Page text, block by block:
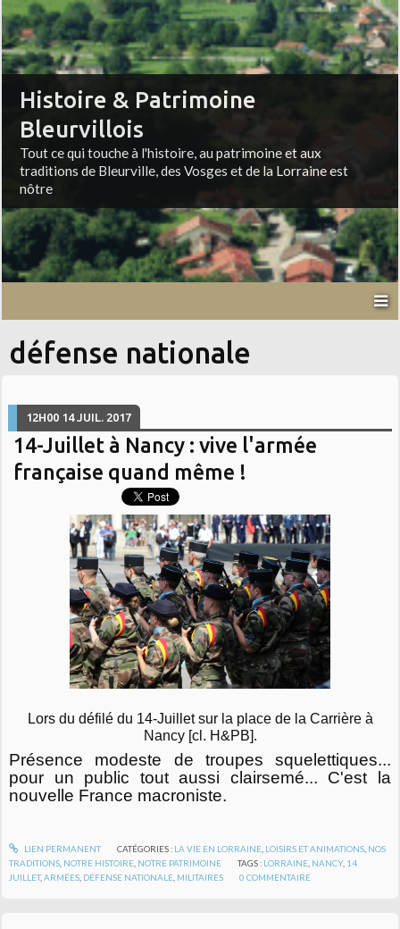
Histoire & Patrimoine
Bleurvillois
Tout ce qui touche à l'histoire, au patrimoine et aux
traditions de Bleurville, des Vosges et de la Lorraine est
nôtre
défense nationale
12H00 14 JUIL. 2017
14-Juillet à Nancy : vive l'armée
française quand même !
Lors du défilé du 14-Juillet sur la place de la Carrière à
Nancy [cl. H&PB].
Présence modeste de troupes squelettiques...
pour un public tout aussi clairsemé... C'est la
nouvelle France macroniste.
LIEN PERMANENT CATÉGORIES : LA VIE EN LORRAINE, LOISIRS ET ANIMATIONS, NOS
TRADITIONS NOTRE HISTOIRE NOTRE PATRIMOINE TAGS : LORRAINE NANCY, 14
JUILLET,ARMÉES DÉFENSE NATIONALE MILITAIRES 0 COMMENTAIRE